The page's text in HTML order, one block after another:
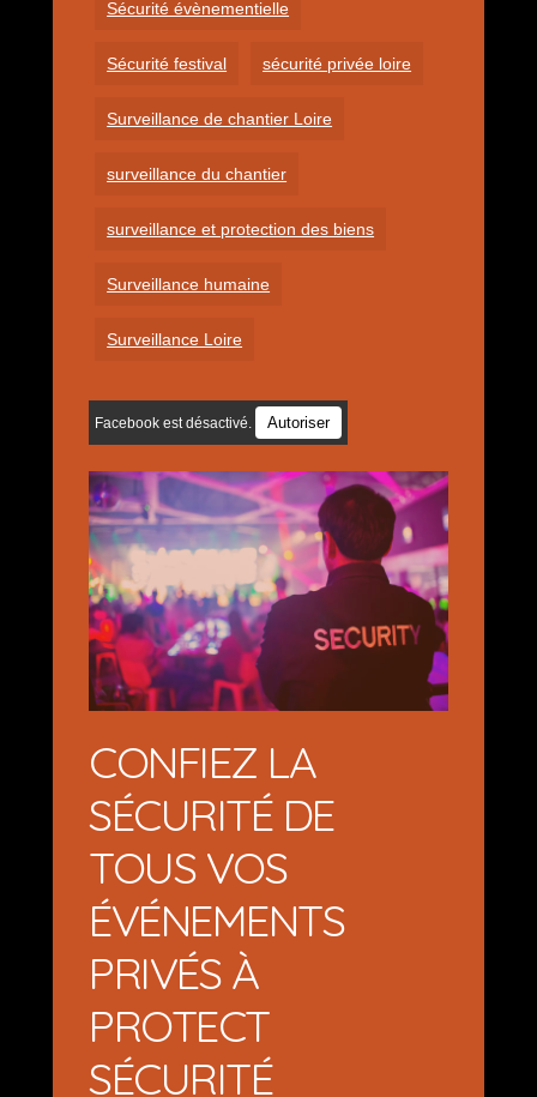
Sécurité évènementielle
Sécurité festival sécurité privée loire
Surveillance de chantier Loire
surveillance du chantier
surveillance et protection des biens
Surveillance humaine
Surveillance Loire
Facebook est désactivé. Autoriser
CONFIEZ LA
SÉCURITÉ DE
TOUS VOS
ÉVÉNEMENTS
PRIVÉS À
PROTECT
SÉCURITÉ